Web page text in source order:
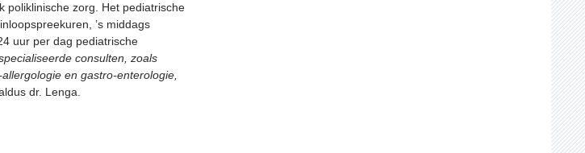
poliklinische zorg. Het pediatrische
’s middags
uur per dag pediatrische
consulten, zoals
en gastro-enterologie,
dr. Lenga.